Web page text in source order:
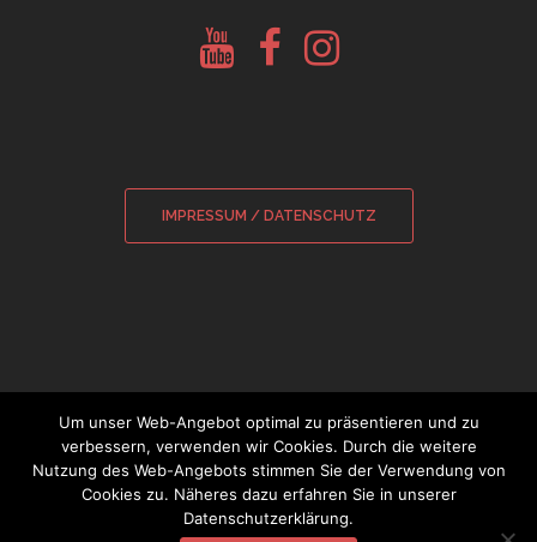
Youtube
Glockenberatung
Facebook
Glockenbörse
Instagram
Glockenbörse
IMPRESSUM / DATENSCHUTZ
© 2026 Sebastian Wamsiedler|
Glockensachverständiger
Um unser Web-Angebot optimal zu präsentieren und zu
verbessern, verwenden wir Cookies. Durch die weitere
Nutzung des Web-Angebots stimmen Sie der Verwendung von
Cookies zu. Näheres dazu erfahren Sie in unserer
Datenschutzerklärung.